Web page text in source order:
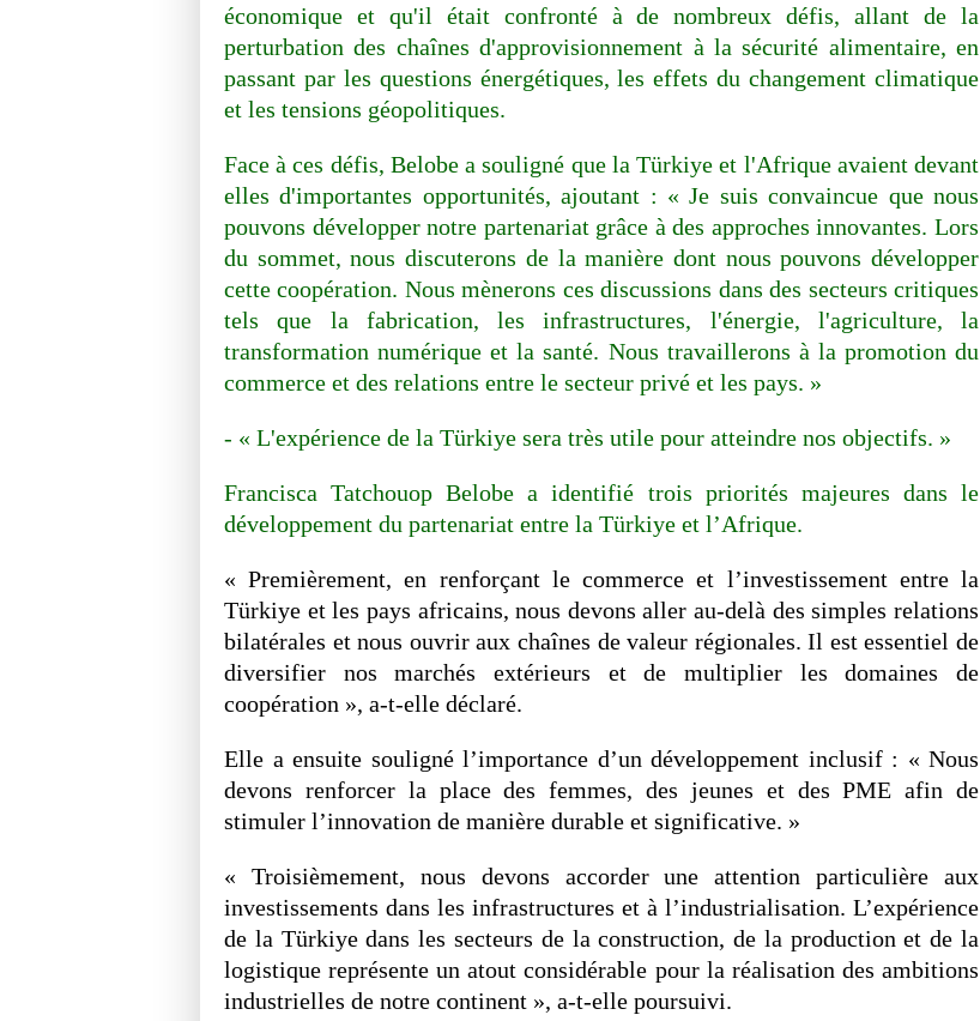
économique et qu'il était confronté à de nombreux défis, allant de la
perturbation des chaînes d'approvisionnement à la sécurité alimentaire, en
passant par les questions énergétiques, les effets du changement climatique
et les tensions géopolitiques.
Face à ces défis, Belobe a souligné que la Türkiye et l'Afrique avaient devant
elles d'importantes opportunités, ajoutant : « Je suis convaincue que nous
pouvons développer notre partenariat grâce à des approches innovantes. Lors
du sommet, nous discuterons de la manière dont nous pouvons développer
cette coopération. Nous mènerons ces discussions dans des secteurs critiques
tels que la fabrication, les infrastructures, l'énergie, l'agriculture, la
transformation numérique et la santé. Nous travaillerons à la promotion du
commerce et des relations entre le secteur privé et les pays. »
- « L'expérience de la Türkiye sera très utile pour atteindre nos objectifs. »
Francisca Tatchouop Belobe a identifié trois priorités majeures dans le
développement du partenariat entre la Türkiye et l’Afrique.
« Premièrement, en renforçant le commerce et l’investissement entre la
Türkiye et les pays africains, nous devons aller au-delà des simples relations
bilatérales et nous ouvrir aux chaînes de valeur régionales. Il est essentiel de
diversifier nos marchés extérieurs et de multiplier les domaines de
coopération », a-t-elle déclaré.
Elle a ensuite souligné l’importance d’un développement inclusif : « Nous
devons renforcer la place des femmes, des jeunes et des PME afin de
stimuler l’innovation de manière durable et significative. »
« Troisièmement, nous devons accorder une attention particulière aux
investissements dans les infrastructures et à l’industrialisation. L’expérience
de la Türkiye dans les secteurs de la construction, de la production et de la
logistique représente un atout considérable pour la réalisation des ambitions
industrielles de notre continent », a-t-elle poursuivi.